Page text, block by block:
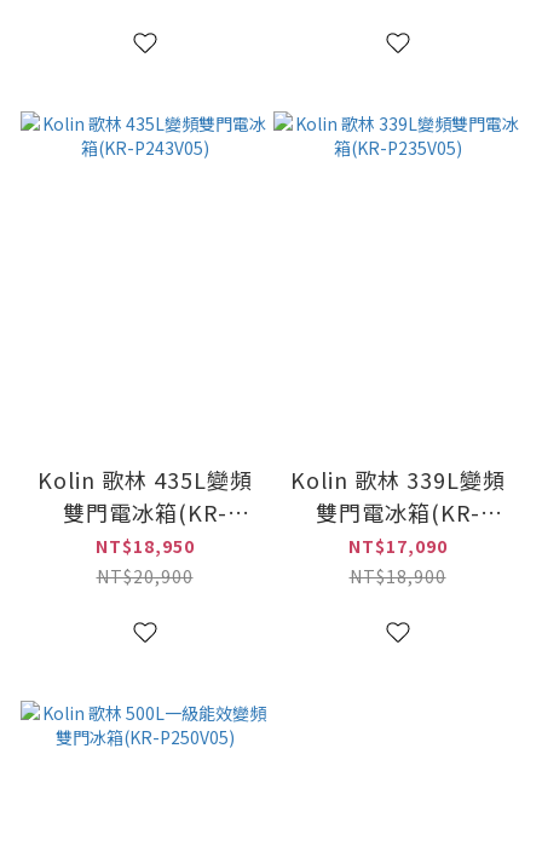
Kolin 歌林 435L變頻
雙門電冰箱(KR-
P243V05)
NT$18,950
NT$20,900
Kolin 歌林 339L變頻
雙門電冰箱(KR-
P235V05)
NT$17,090
NT$18,900